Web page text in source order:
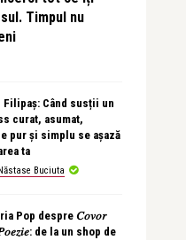
Timpul nu
Filipaș: Când susții un
curat, asumat,
pur și simplu se așază
ta
Buciuta
Pop despre 𝐶𝑜𝑣𝑜𝑟
de la un shop de